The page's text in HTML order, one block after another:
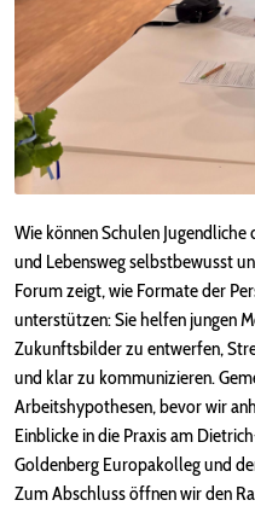
Wie können Schulen
und Lebensweg selbstbewusst
Forum zeigt, wie Formate der
unterstützen: Sie helfen jungen
Zukunftsbilder zu entwerfen,
und klar zu kommunizieren.
Arbeitshypothesen, bevor wir
Einblicke in die Praxis am
Goldenberg Europakolleg und
Zum Abschluss öffnen wir den